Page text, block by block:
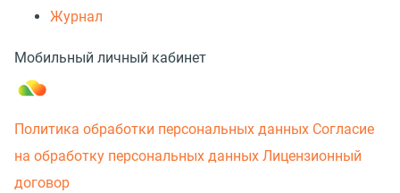
Журнал
Мобильный личный кабинет
Политика обработки персональных данных Согласие
на обработку персональных данных Лицензионный
договор